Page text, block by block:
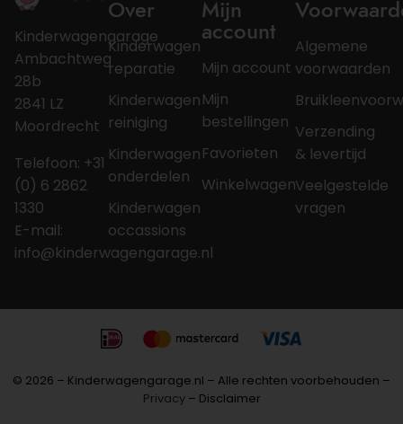
Kinderwagengarage
Ambachtweg
28b
2841 LZ
Moordrecht
Telefoon: +31
(0) 6 2862
1330
E-mail:
info@kinderwagengarage.nl
Over
Kinderwagen
reparatie
Kinderwagen
reiniging
Kinderwagen
onderdelen
Kinderwagen
occassions
Mijn
account
Mijn account
Mijn
bestellingen
Favorieten
Winkelwagen
Algemene
voorwaarden
Verzending
& levertijd
Veelgestelde
vragen
© 2026 – Kinderwagengarage.nl – Alle rechten voorbehouden –
Privacy– Disclaimer